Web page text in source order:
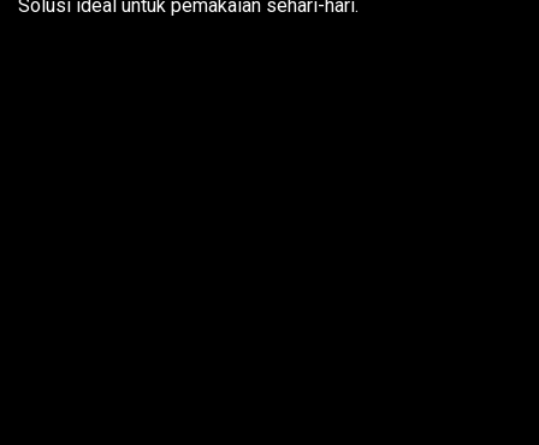
Solusi ideal untuk pemakaian sehari-hari.